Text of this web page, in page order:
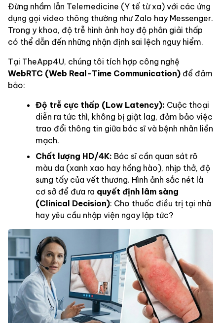
Đừng nhầm lẫn Telemedicine (Y tế từ xa) với các ứng
dụng gọi video thông thường như Zalo hay Messenger.
Trong y khoa, độ trễ hình ảnh hay độ phân giải thấp
có thể dẫn đến những nhận định sai lệch nguy hiểm.
Tại TheApp4U, chúng tôi tích hợp công nghệ
WebRTC (Web Real-Time Communication) để đảm
bảo:
Độ trễ cực thấp (Low Latency): Cuộc thoại
diễn ra tức thì, không bị giật lag, đảm bảo việc
trao đổi thông tin giữa bác sĩ và bệnh nhân liền
mạch.
Chất lượng HD/4K: Bác sĩ cần quan sát rõ
màu da (xanh xao hay hồng hào), nhịp thở, độ
sưng tấy của vết thương. Hình ảnh sắc nét là
cơ sở để đưa ra quyết định lâm sàng
(Clinical Decision): Cho thuốc điều trị tại nhà
hay yêu cầu nhập viện ngay lập tức?